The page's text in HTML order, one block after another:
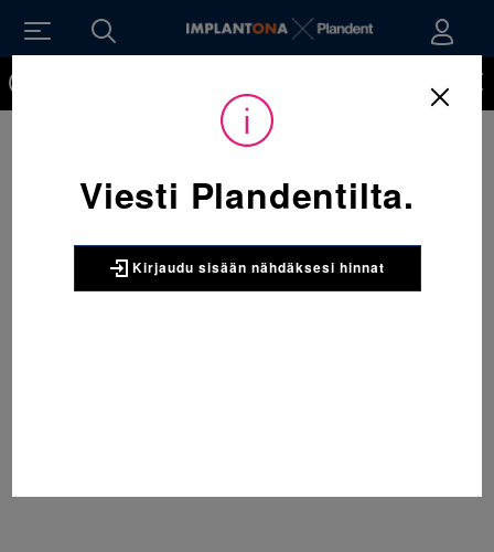
Viesti Plandentilta.
Kirjaudu sisään nähdäksesi hinnat